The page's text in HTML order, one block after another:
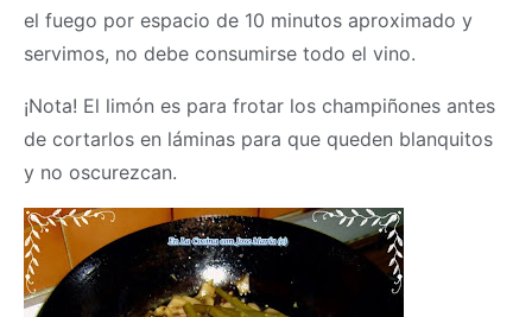
el fuego por espacio de 10 minutos aproximado y
servimos, no debe consumirse todo el vino.
¡Nota! El limón es para frotar los champiñones antes
de cortarlos en láminas para que queden blanquitos
y no oscurezcan.